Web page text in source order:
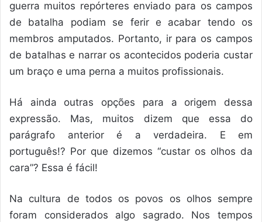
guerra muitos repórteres enviado para os campos
de batalha podiam se ferir e acabar tendo os
membros amputados. Portanto, ir para os campos
de batalhas e narrar os acontecidos poderia custar
um braço e uma perna a muitos profissionais.
Há ainda outras opções para a origem dessa
expressão. Mas, muitos dizem que essa do
parágrafo anterior é a verdadeira. E em
português!? Por que dizemos “custar os olhos da
cara”? Essa é fácil!
Na cultura de todos os povos os olhos sempre
foram considerados algo sagrado. Nos tempos